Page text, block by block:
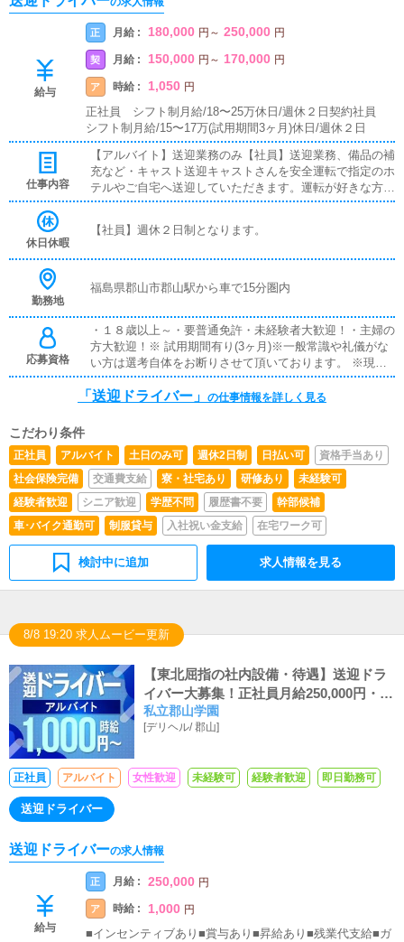
給与
正 月給 : 180,000 円 ～ 250,000 円
契 月給 : 150,000 円 ～ 170,000 円
ア 時給 : 1,050 円
正社員 シフト制月給/18〜25万休日/週休２日契約社員
シフト制月給/15〜17万(試用期間3ヶ月)休日/週休２日
仕事内容
【アルバイト】送迎業務のみ【社員】送迎業務、備品の補
充など・キャスト送迎キャストさんを安全運転で指定のホ
テルやご自宅へ送迎していただきます。運転が好きな方に
おすすめです。・備品管理などの軽作業事務所内の備品等
休日休暇
【社員】週休２日制となります。
勤務地
福島県郡山市郡山駅から車で15分圏内
応募資格
・１８歳以上～・要普通免許・未経験者大歓迎！・主婦の
方大歓迎！※ 試用期間有り(3ヶ月)※一般常識や礼儀がな
い方は選考自体をお断りさせて頂いております。 ※現
在、就業中の方や入社日の希望がある方は、ご相談いただ
ければ調整させていただきます。 ※暴力団関係者の方又
す。
「送迎ドライバー」 の仕事情報を詳しく見る
こだわり条件
正社員 アルバイト 土日のみ可 週休2日制 日払い可
資格手当あり
社会保険完備
交通費支給 寮・社宅あり 研修あり
未経験可
経験者歓迎
シニア歓迎 学歴不問 履歴書不要
幹部候補
車･バイク通勤可
制服貸与 入社祝い金支給 在宅ワーク可
検討中に追加 求人情報を見る
8/8 19:20 求人ムービー更新
【東北屈指の社内設備・待遇】送迎ドラ
イバー大募集！正社員月給250,000円・ア
ルバイト時給1,050円！インセンティブ・
賞与・昇給ございます！エリアトップク
きませんか？
私立郡山学園
[デリヘル/郡山]
正社員 アルバイト 女性歓迎 未経験可 経験者歓迎 即日勤務可
送迎ドライバー
送迎ドライバーの求人情報
給与
正 月給 : 250,000 円
ア 時給 : 1,000 円
■インセンティブあり■賞与あり■昇給あり■残業代支給■ガ